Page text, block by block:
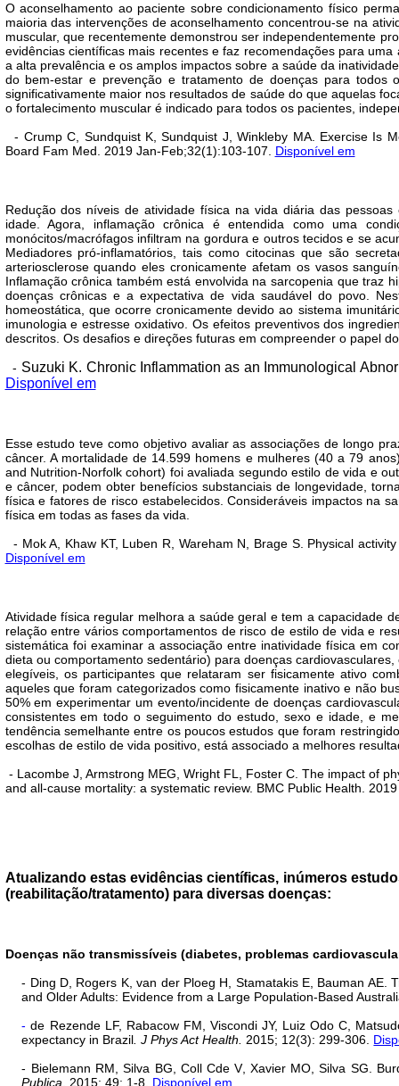
O aconselhamento ao paciente sobre condicionamento físico
maioria das intervenções de aconselhamento concentrou-se na
muscular, que recentemente demonstrou ser independentemente
evidências científicas mais recentes e faz recomendações para
a alta prevalência e os amplos impactos sobre a saúde da
do bem-estar e prevenção e tratamento de doenças para todos
significativamente maior nos resultados de saúde do que aquelas
o fortalecimento muscular é indicado para todos os pacientes,
- Crump C, Sundquist K, Sundquist J, Winkleby MA. Exercise Is
Board Fam Med. 2019 Jan-Feb;32(1):103-107. Disponível em
Redução dos níveis de atividade física na vida diária das
idade. Agora, inflamação crônica é entendida como uma
monócitos/macrófagos infiltram na gordura e outros tecidos e se
Mediadores pró-inflamatórios, tais como citocinas que são
arteriosclerose quando eles cronicamente afetam os vasos
Inflamação crônica também está envolvida na sarcopenia que traz
doenças crônicas e a expectativa de vida saudável do povo.
homeostática, que ocorre cronicamente devido ao sistema
imunologia e estresse oxidativo. Os efeitos preventivos dos
descritos. Os desafios e direções futuras em compreender o papel
- Suzuki K. Chronic Inflammation as an Immunological
Disponível em
Esse estudo teve como objetivo avaliar as associações de longo
câncer. A mortalidade de 14.599 homens e mulheres (40 a 79
and Nutrition-Norfolk cohort) foi avaliada segundo estilo de vida e
e câncer, podem obter benefícios substanciais de longevidade,
física e fatores de risco estabelecidos. Consideráveis impactos na
física em todas as fases da vida.
- Mok A, Khaw KT, Luben R, Wareham N, Brage S. Physical
Disponível em
Atividade física regular melhora a saúde geral e tem a capacidade
relação entre vários comportamentos de risco de estilo de vida e
sistemática foi examinar a associação entre inatividade física em
dieta ou comportamento sedentário) para doenças
elegíveis, os participantes que relataram ser fisicamente ativo
aqueles que foram categorizados como fisicamente inativo e não
50% em experimentar um evento/incidente de doenças
consistentes em todo o seguimento do estudo, sexo e idade, e
tendência semelhante entre os poucos estudos que foram
escolhas de estilo de vida positivo, está associado a melhores
- Lacombe J, Armstrong MEG, Wright FL, Foster C. The impact of
and all-cause mortality: a systematic review. BMC Public Health.
Atualizando estas evidências científicas, inúmeros
(reabilitação/tratamento) para diversas doenças:
Doenças não transmissíveis (diabetes, problemas
- Ding D Rogers K,van der Ploeg H Stamatakis E, Bauman AE.
and Older Adults: Evidence from a Large Population-Based
-de Rezende LF, Rabacow FM Viscondi JY, Luiz Odo C,
expectancy in Brazil .J Phys Act Health. 2015; 12(3): 299-306.
- Bielemann RM ,Silva BG Coll Cde V, Xavier MO ,Silva SG.
Publica . 2015; 49: 1-8. Disponível em